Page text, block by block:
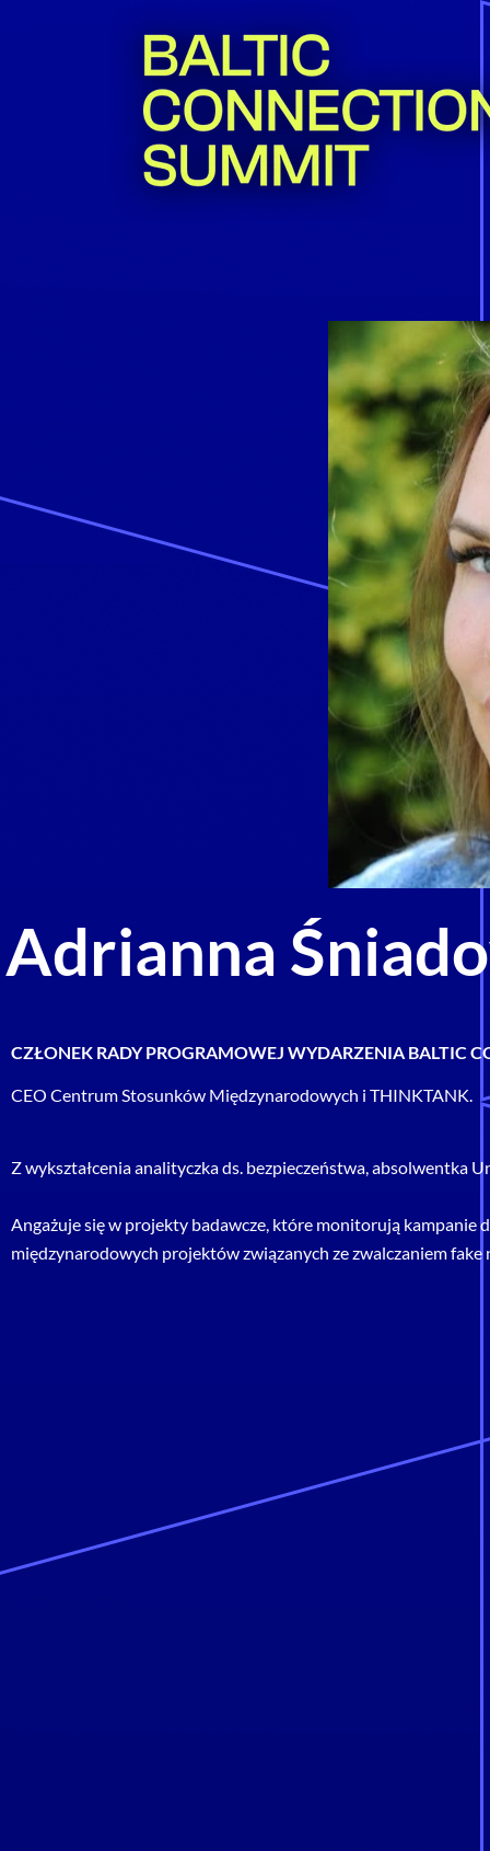
Adrianna
CZŁONEK RADY PROGRAMOWEJ WYDARZENIA BALTIC
CEO Centrum Stosunków Międzynarodowych i THINKTANK.
Z wykształcenia analityczka ds. bezpieczeństwa, absolwentka
Angażuje się w projekty badawcze, które monitorują
międzynarodowych projektów związanych ze zwalczaniem